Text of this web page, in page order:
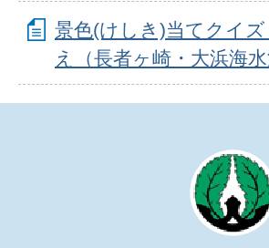
景色(けしき)当てクイズ
え（長者ヶ崎・大浜海水